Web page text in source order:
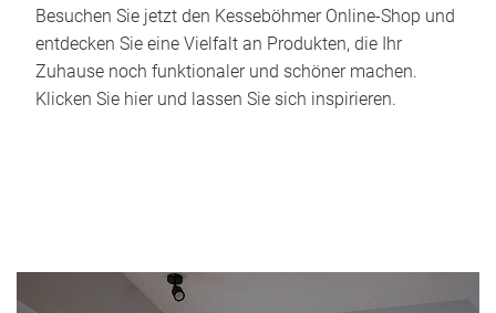
Besuchen Sie jetzt den Kesseböhmer Online-Shop und
entdecken Sie eine Vielfalt an Produkten, die Ihr
Zuhause noch funktionaler und schöner machen.
Klicken Sie hier und lassen Sie sich inspirieren.